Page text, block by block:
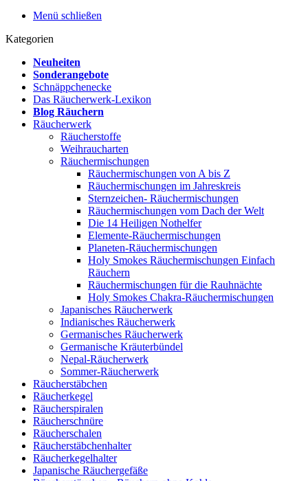
Menü schließen
Kategorien
Neuheiten
Sonderangebote
Schnäppchenecke
Das Räucherwerk-Lexikon
Blog Räuchern
Räucherwerk
Räucherstoffe
Weihraucharten
Räuchermischungen
Räuchermischungen von A bis Z
Räuchermischungen im Jahreskreis
Sternzeichen- Räuchermischungen
Räuchermischungen vom Dach der Welt
Die 14 Heiligen Nothelfer
Elemente-Räuchermischungen
Planeten-Räuchermischungen
Holy Smokes Räuchermischungen Einfach
Räuchern
Räuchermischungen für die Rauhnächte
Holy Smokes Chakra-Räuchermischungen
Japanisches Räucherwerk
Indianisches Räucherwerk
Germanisches Räucherwerk
Germanische Kräuterbündel
Nepal-Räucherwerk
Sommer-Räucherwerk
Räucherstäbchen
Räucherkegel
Räucherspiralen
Räucherschnüre
Räucherschalen
Räucherstäbchenhalter
Räucherkegelhalter
Japanische Räuchergefäße